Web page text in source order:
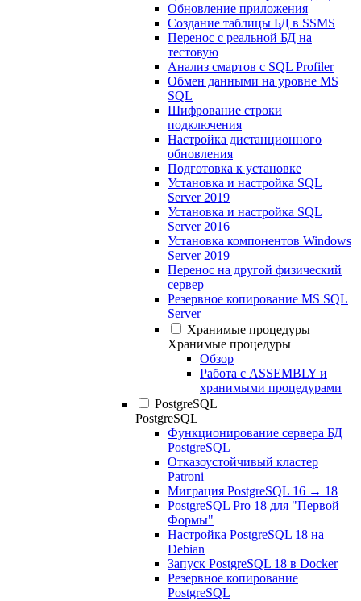
Обновление приложения
Создание таблицы БД в SSMS
Перенос с реальной БД на
тестовую
Анализ смартов с SQL Profiler
Обмен данными на уровне MS
SQL
Шифрование строки
подключения
Настройка дистанционного
обновления
Подготовка к установке
Установка и настройка SQL
Server 2019
Установка и настройка SQL
Server 2016
Установка компонентов Windows
Server 2019
Перенос на другой физический
сервер
Резервное копирование MS SQL
Server
Хранимые процедуры
Хранимые процедуры
Обзор
Работа с ASSEMBLY и
хранимыми процедурами
PostgreSQL
PostgreSQL
Функционирование сервера БД
PostgreSQL
Отказоустойчивый кластер
Patroni
Миграция PostgreSQL 16 → 18
PostgreSQL Pro 18 для "Первой
Формы"
Настройка PostgreSQL 18 на
Debian
Запуск PostgreSQL 18 в Docker
Резервное копирование
PostgreSQL